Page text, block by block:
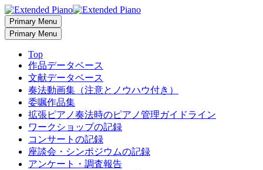
Primary Menu
Primary Menu
Top
作品データベース
文献データベース
奏法動画集（注意とノウハウ付き）
委嘱作品集
拡張ピアノ奏法時のピアノ管理ガイドライン
ワークショップの記録
コンサートの記録
座談会・シンポジウムの記録
アンケート・調査報告